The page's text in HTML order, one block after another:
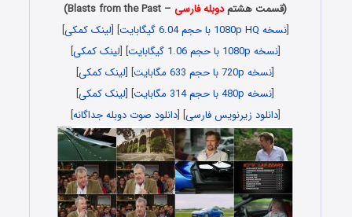
(قسمت هشتمدوبله فارسی – Blasts from the Past)
[نسخه 1080p HQ با حجم 6.04 گیگابایت ] [لینک کمکی]
[نسخه 1080p با حجم 1.06 گیگابایت ] [لینک کمکی]
[نسخه 720p با حجم 633 مگابایت ] [لینک کمکی]
[نسخه 480p با حجم 314 مگابایت ] [لینک کمکی]
[دانلود زیرنویس فارسی] [دانلود صوت دوبله جداگانه]